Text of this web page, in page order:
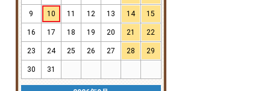
9 10 11 12 13 14 15
16 17 18 19 20 21 22
23 24 25 26 27 28 29
30 31